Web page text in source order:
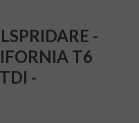
-
T6
-